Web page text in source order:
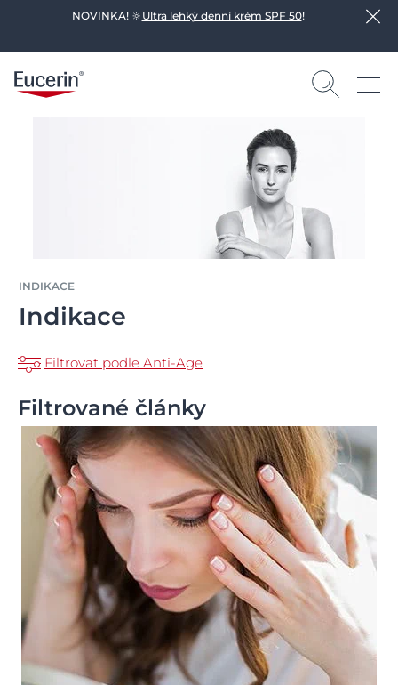
NOVINKA! 🔆 Ultra lehký denní krém SPF 50!
INDIKACE
Indikace
Filtrovat podle Anti-Age
Filtrované články